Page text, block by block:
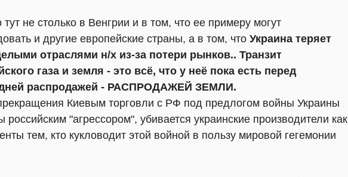
не столько в Венгрии и в том, что ее примеру могут
и другие европейские страны, а в том, что Украина теряет
отраслями н/х из-за потери рынков.. Транзит
газа и земля - это всё, что у неё пока есть перед
распродажей - РАСПРОДАЖЕЙ ЗЕМЛИ.
Киевым торговли с РФ под предлогом войны Украины
российским "агрессором", убивается украинские производители как
тем, кто кукловодит этой войной в пользу мировой гегемонии